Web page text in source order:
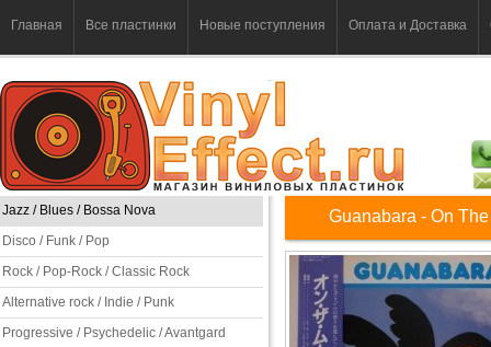
Главная Все пластинки Новые поступления Оплата и Доставка
Jazz / Blues / Bossa Nova
Disco / Funk / Pop
Rock / Pop-Rock / Classic Rock
Alternative rock / Indie / Punk
Progressive / Psychedelic / Avantgard
Guanabara - On